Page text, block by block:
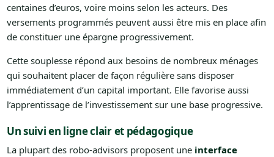
centaines d’euros, voire moins selon les acteurs. Des
versements programmés peuvent aussi être mis en place afin
de constituer une épargne progressivement.
Cette souplesse répond aux besoins de nombreux ménages
qui souhaitent placer de façon régulière sans disposer
immédiatement d’un capital important. Elle favorise aussi
l’apprentissage de l’investissement sur une base progressive.
Un suivi en ligne clair et pédagogique
La plupart des robo-advisors proposent une interface